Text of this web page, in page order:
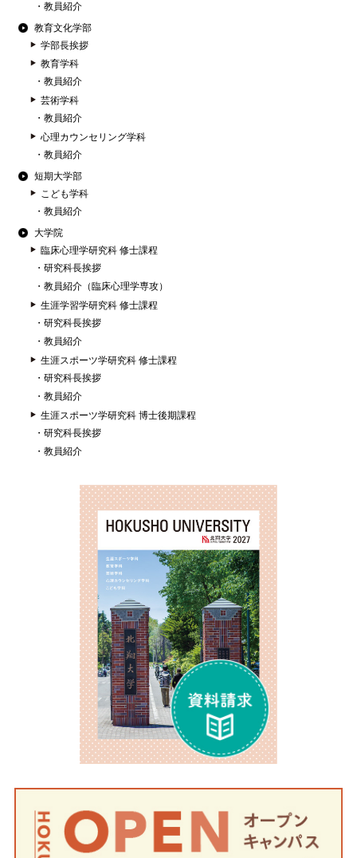
教員紹介
教育文化学部
学部長挨拶
教育学科
教員紹介
芸術学科
教員紹介
心理カウンセリング学科
教員紹介
短期大学部
こども学科
教員紹介
大学院
臨床心理学研究科 修士課程
研究科長挨拶
教員紹介（臨床心理学専攻）
生涯学習学研究科 修士課程
研究科長挨拶
教員紹介
生涯スポーツ学研究科 修士課程
研究科長挨拶
教員紹介
生涯スポーツ学研究科 博士後期課程
研究科長挨拶
教員紹介